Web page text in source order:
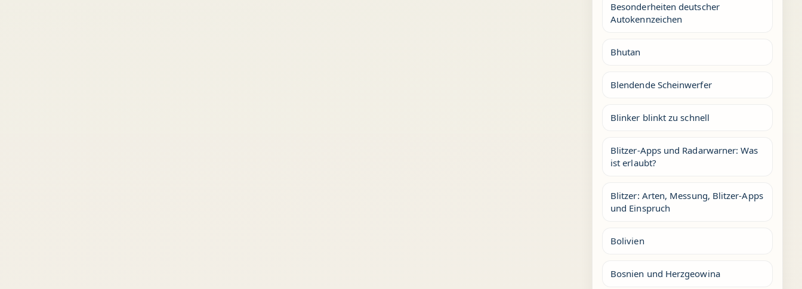
Besonderheiten deutscher
Autokennzeichen
Bhutan
Blendende Scheinwerfer
Blinker blinkt zu schnell
Blitzer-Apps und Radarwarner: Was
ist erlaubt?
Blitzer: Arten, Messung, Blitzer-Apps
und Einspruch
Bolivien
Bosnien und Herzgeowina